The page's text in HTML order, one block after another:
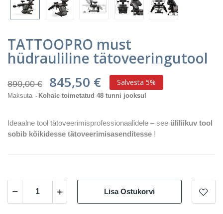
TATTOOPRO must
hüdrauliline tätoveeringutool
890,00 € 845,50 € Salvesta 5%
Maksuta Kohale toimetatud 48 tunni jooksul
Ideaalne tool tätoveerimisprofessionaalidele – see üliliikuv tool
sobib kõikidesse tätoveerimisasenditesse !
Lisa Ostukorvi